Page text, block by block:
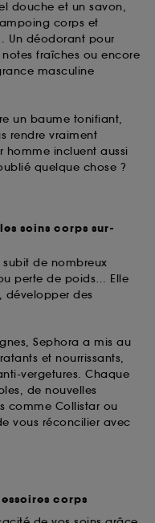
douche et un savon,
corps et
Un déodorant pour
fraîches ou encore
masculine
un baume tonifiant,
rendre vraiment
homme incluent aussi
quelque chose ?
soins corps sur-
subit de nombreux
perte de poids… Elle
développer des
Sephora a mis au
et nourrissants,
vergetures. Chaque
de nouvelles
comme Collistar ou
vous réconcilier avec
corps
fourniture de
tel que les
utilisés afin de
à votre
visite sur le site
le dépôt et la
mes
accepter".
pour les
personnelles
activité en ligne
cookies, cliques
Si vous
sur les cookies